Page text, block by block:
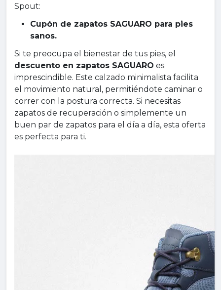
Spout:
Cupón de zapatos SAGUARO para pies
sanos.
Si te preocupa el bienestar de tus pies, el
descuento en zapatos SAGUARO es
imprescindible. Este calzado minimalista facilita
el movimiento natural, permitiéndote caminar o
correr con la postura correcta. Si necesitas
zapatos de recuperación o simplemente un
buen par de zapatos para el día a día, esta oferta
es perfecta para ti.